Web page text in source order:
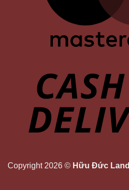
Copyright 2026 © Hữu Đức Land